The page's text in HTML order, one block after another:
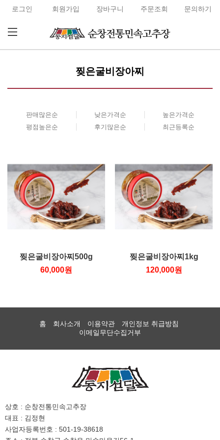
로그인 회원가입 장바구니 주문조회 문의하기
찢은굴비장아찌
판매많은순 낮은가격순
높은가격순
평점높은순
후기많은순 최근등록순
찢은굴비장아찌500g
60,000원
찢은굴비장아찌1kg
120,000원
홈 회사소개 이용약관
개인정보 취급방침
이메일무단수집거부
상호 : 순창전통민속고추장
대표 : 김정현
사업자등록번호 : 501-19-38618